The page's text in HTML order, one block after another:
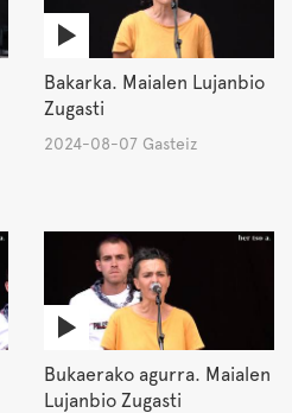
Bakarka. Maialen Lujanbio
Zugasti
2024-08-07 Gasteiz
Bukaerako agurra. Maialen
Lujanbio Zugasti